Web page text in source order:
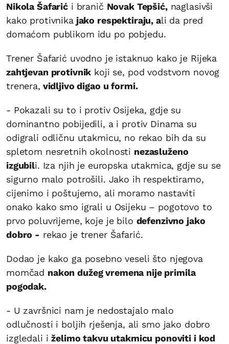
Nikola Šafarići branič Novak Tepšić,naglasivši
kako protivnika jako respektiraju, ali da pred
domaćom publikom idu po pobjedu.
Trener Šafarić uvodno je istaknuo kako je Rijeka
zahtjevan protivnik koji se, pod vodstvom novog
trenera, vidljivo digao u formi.
- Pokazali su to i protiv Osijeka, gdje su
dominantno pobijedili, a i protiv Dinama su
odigrali odličnu utakmicu, no rekao bih da su
spletom nesretnih okolnosti nezasluženo
izgubili. Iza njih je europska utakmica, gdje su se
sigurno malo potrošili. Jako ih respektiramo,
cijenimo i poštujemo, ali moramo nastaviti
onako kako smo igrali u Osijeku – pogotovo to
prvo poluvrijeme, koje je bilo defenzivno jako
dobro - rekao je trener Šafarić.
Dodao je kako ga posebno veseli što njegova
momčad nakon dužeg vremena nije primila
pogodak.
- U završnici nam je nedostajalo malo
odlučnosti i boljih rješenja, ali smo jako dobro
izgledali iželimo takvu utakmicu ponoviti i kod